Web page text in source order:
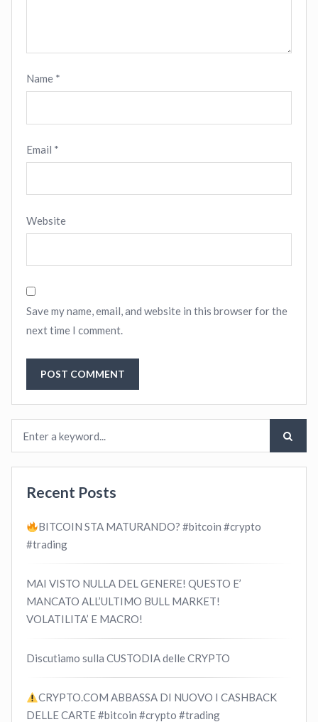
Name *
Email *
Website
Save my name, email, and website in this browser for the
next time I comment.
Recent Posts
BITCOIN STA MATURANDO? #bitcoin #crypto
#trading
MAI VISTO NULLA DEL GENERE! QUESTO E’
MANCATO ALL’ULTIMO BULL MARKET!
VOLATILITA’ E MACRO!
Discutiamo sulla CUSTODIA delle CRYPTO
CRYPTO.COM ABBASSA DI NUOVO I CASHBACK
DELLE CARTE #bitcoin #crypto #trading